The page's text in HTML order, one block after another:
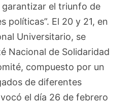
el triunfo de
políticas”. El 20 y 21, en
Universitario, se
Nacional de Solidaridad
compuesto por un
de diferentes
el día 26 de febrero